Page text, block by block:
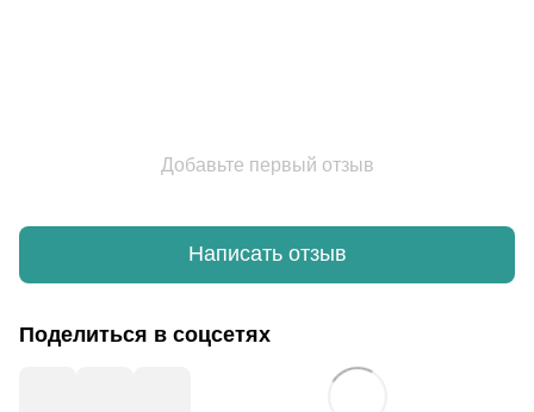
Добавьте первый отзыв
Написать отзыв
Поделиться в соцсетях